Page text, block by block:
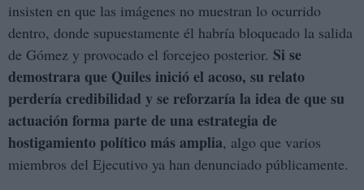
insisten en que las imágenes no muestran lo ocurrido
dentro, donde supuestamente él habría bloqueado la salida
de Gómez y provocado el forcejeo posterior. Si se
demostrara que Quiles inició el acoso, su relato
perdería credibilidad y se reforzaría la idea de que su
actuación forma parte de una estrategia de
hostigamiento político más amplia, algo que varios
miembros del Ejecutivo ya han denunciado públicamente.